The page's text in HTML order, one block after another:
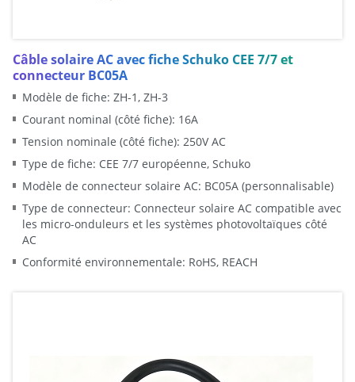
Câble solaire AC avec fiche Schuko CEE 7/7 et
connecteur BC05A
Modèle de fiche: ZH-1, ZH-3
Courant nominal (côté fiche): 16A
Tension nominale (côté fiche): 250V AC
Type de fiche: CEE 7/7 européenne, Schuko
Modèle de connecteur solaire AC: BC05A (personnalisable)
Type de connecteur: Connecteur solaire AC compatible avec
les micro-onduleurs et les systèmes photovoltaïques côté
AC
Conformité environnementale: RoHS, REACH